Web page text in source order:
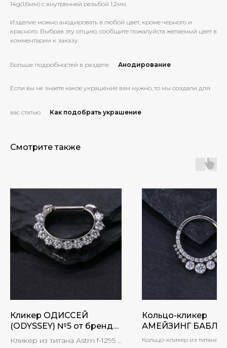
14g(1,6мм) с внутренней резьбой 1,2мм.
Изделие можно анодировать в любой цвет, кроме черного и
красного. Выбрав эту опцию, сообщите пожалуйста желаемый цвет в
комментарии к заказу.
Больше подробностей в разделе Анодирование
Если вы не знаете какое украшение вам нужно, то мы создали для
вас статью Как подобрать украшение
Смотрите также
Кликер ОДИССЕЙ
(ODYSSEY) №5 от бренда
Industrial Strength
Кликер из титана Astm f-1295 с
Кольцо-кликер
АМЕЙЗИНГ БАБЛС
(AMAZING
Кольцо-кликер из титана с